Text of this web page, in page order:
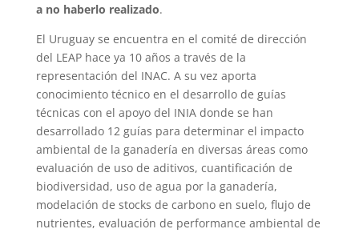
a no haberlo realizado.
El Uruguay se encuentra en el comité de dirección
del LEAP hace ya 10 años a través de la
representación del INAC. A su vez aporta
conocimiento técnico en el desarrollo de guías
técnicas con el apoyo del INIA donde se han
desarrollado 12 guías para determinar el impacto
ambiental de la ganadería en diversas áreas como
evaluación de uso de aditivos, cuantificación de
biodiversidad, uso de agua por la ganadería,
modelación de stocks de carbono en suelo, flujo de
nutrientes, evaluación de performance ambiental de